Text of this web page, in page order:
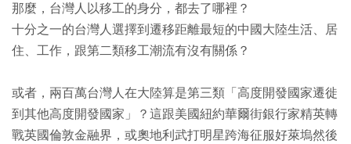
那麼，台灣人以移工的身分，都去了哪裡？
十分之一的台灣人選擇到遷移距離最短的中國大陸生活、居
住、工作，跟第二類移工潮流有沒有關係？
或者，兩百萬台灣人在大陸算是第三類「高度開發國家遷徙
到其他高度開發國家」？這跟美國紐約華爾街銀行家精英轉
戰英國倫敦金融界，或奧地利武打明星跨海征服好萊塢然後